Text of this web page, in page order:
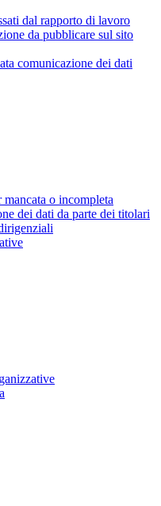
dal rapporto di lavoro
da pubblicare sul sito
comunicazione dei dati
mancata o incompleta
dei dati da parte dei titolari